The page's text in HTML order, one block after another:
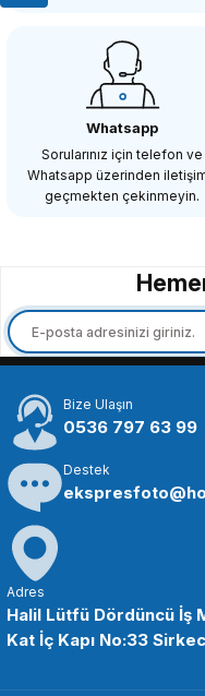
Comica CVM-SPX TRS Dişi
295,94 TL
Comica CVM-DL-CPX 3.5mm
834,90 TL
COMİCA
Comica CVM-SPX-UC
Whatsapp
Sorularınız için telefon ve
Whatsapp üzerinden
geçmekten çekinmeyin.
Bize Ulaşın
0536 797 63 99
Destek
Adres
Halil Lütfü Dördüncü İş
Kat İç Kapı No:33